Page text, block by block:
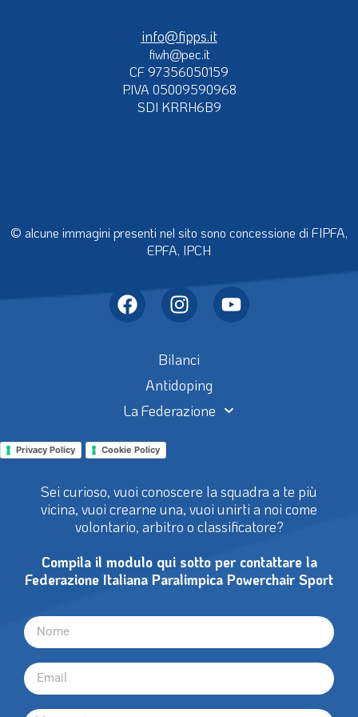
info@fipps.it
fiwh@pec.it
CF 97356050159
P.IVA 05009590968
SDI KRRH6B9
© alcune immagini presenti nel sito sono concessione di FIPFA,
EPFA, IPCH
Bilanci
Antidoping
La Federazione
Privacy Policy Cookie Policy
Sei curioso, vuoi conoscere la squadra a te più
vicina, vuoi crearne una, vuoi unirti a noi come
volontario, arbitro o classificatore?
Compila il modulo qui sotto per contattare la
Federazione Italiana Paralimpica Powerchair Sport